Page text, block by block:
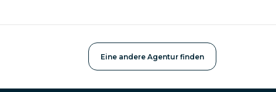
Eine andere Agentur finden